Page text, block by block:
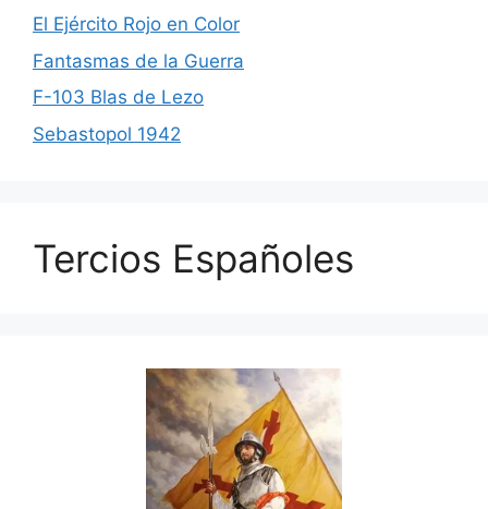
El Ejército Rojo en Color
Fantasmas de la Guerra
F-103 Blas de Lezo
Sebastopol 1942
Tercios Españoles